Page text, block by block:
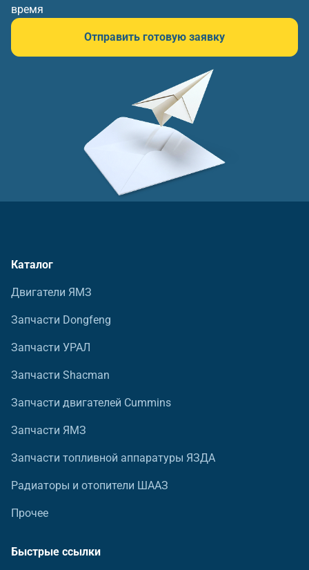
время
Отправить готовую заявку
Каталог
Двигатели ЯМЗ
Запчасти Dongfeng
Запчасти УРАЛ
Запчасти Shacman
Запчасти двигателей Cummins
Запчасти ЯМЗ
Запчасти топливной аппаратуры ЯЗДА
Радиаторы и отопители ШААЗ
Прочее
Быстрые ссылки